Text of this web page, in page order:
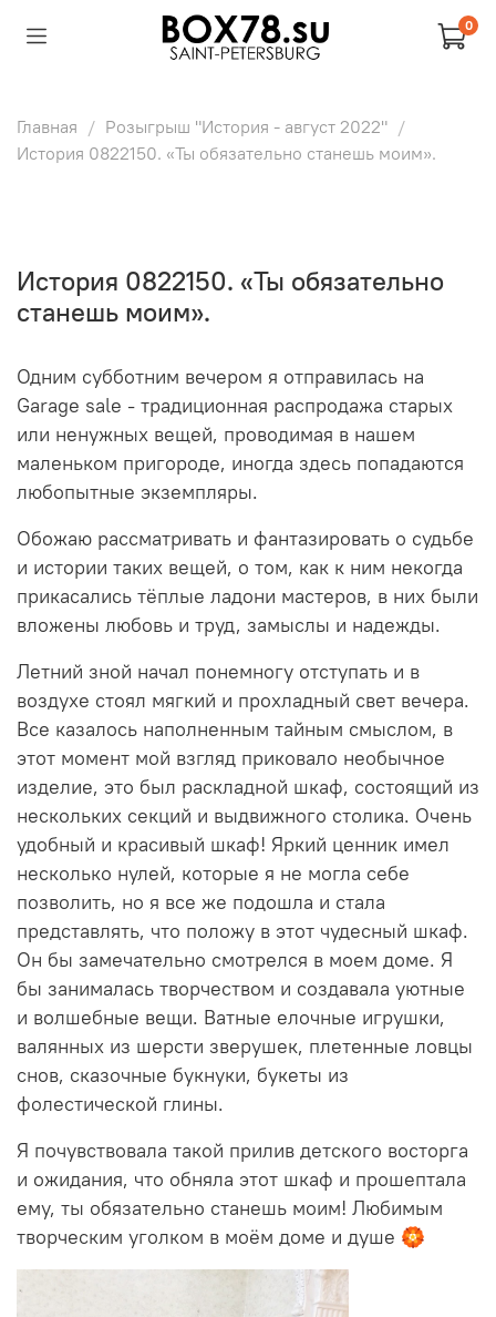
0
Главная
Розыгрыш "История - август 2022"
История 0822150. «Ты обязательно станешь моим».
История 0822150. «Ты обязательно
станешь моим».
Одним субботним вечером я отправилась на
Garage sale - традиционная распродажа старых
или ненужных вещей, проводимая в нашем
маленьком пригороде, иногда здесь попадаются
любопытные экземпляры.
Обожаю рассматривать и фантазировать о судьбе
и истории таких вещей, о том, как к ним некогда
прикасались тёплые ладони мастеров, в них были
вложены любовь и труд, замыслы и надежды.
Летний зной начал понемногу отступать и в
воздухе стоял мягкий и прохладный свет вечера.
Все казалось наполненным тайным смыслом, в
этот момент мой взгляд приковало необычное
изделие, это был раскладной шкаф, состоящий из
нескольких секций и выдвижного столика. Очень
удобный и красивый шкаф! Яркий ценник имел
несколько нулей, которые я не могла себе
позволить, но я все же подошла и стала
представлять, что положу в этот чудесный шкаф.
Он бы замечательно смотрелся в моем доме. Я
бы занималась творчеством и создавала уютные
и волшебные вещи. Ватные елочные игрушки,
валянных из шерсти зверушек, плетенные ловцы
снов, сказочные букнуки, букеты из
фолестической глины.
Я почувствовала такой прилив детского восторга
и ожидания, что обняла этот шкаф и прошептала
ему, ты обязательно станешь моим! Любимым
творческим уголком в моём доме и душе 🏵️